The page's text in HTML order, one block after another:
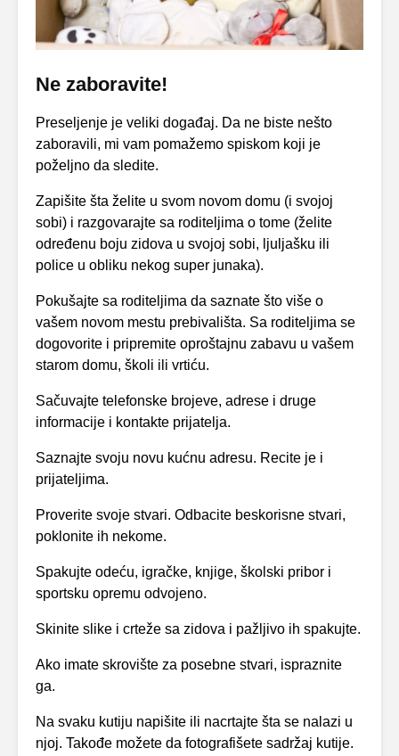
Ne zaboravite!
Preseljenje je veliki događaj. Da ne biste nešto
zaboravili, mi vam pomažemo spiskom koji je
poželjno da sledite.
Zapišite šta želite u svom novom domu (i svojoj
sobi) i razgovarajte sa roditeljima o tome (želite
određenu boju zidova u svojoj sobi, ljuljašku ili
police u obliku nekog super junaka).
Pokušajte sa roditeljima da saznate što više o
vašem novom mestu prebivališta. Sa roditeljima se
dogovorite i pripremite oproštajnu zabavu u vašem
starom domu, školi ili vrtiću.
Sačuvajte telefonske brojeve, adrese i druge
informacije i kontakte prijatelja.
Saznajte svoju novu kućnu adresu. Recite je i
prijateljima.
Proverite svoje stvari. Odbacite beskorisne stvari,
poklonite ih nekome.
Spakujte odeću, igračke, knjige, školski pribor i
sportsku opremu odvojeno.
Skinite slike i crteže sa zidova i pažljivo ih spakujte.
Ako imate skrovište za posebne stvari, ispraznite
ga.
Na svaku kutiju napišite ili nacrtajte šta se nalazi u
njoj. Takođe možete da fotografišete sadržaj kutije.